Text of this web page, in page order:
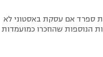
ספרד אם עסקת באסטוני לא
הנוספות שהוזכרו כמועמדות